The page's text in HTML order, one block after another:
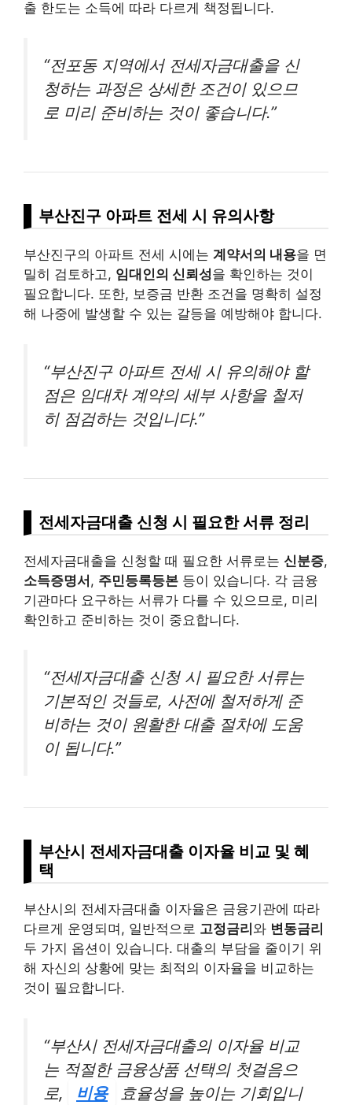
출 한도는 소득에 따라 다르게 책정됩니다.
“전포동 지역에서 전세자금대출을 신
청하는 과정은 상세한 조건이 있으므
로 미리 준비하는 것이 좋습니다.”
부산진구 아파트 전세 시 유의사항
부산진구의 아파트 전세 시에는 계약서의 내용을 면
밀히 검토하고, 임대인의 신뢰성을 확인하는 것이
필요합니다. 또한, 보증금 반환 조건을 명확히 설정
해 나중에 발생할 수 있는 갈등을 예방해야 합니다.
“부산진구 아파트 전세 시 유의해야 할
점은 임대차 계약의 세부 사항을 철저
히 점검하는 것입니다.”
전세자금대출 신청 시 필요한 서류 정리
전세자금대출을 신청할 때 필요한 서류로는 신분증,
소득증명서, 주민등록등본 등이 있습니다. 각 금융
기관마다 요구하는 서류가 다를 수 있으므로, 미리
확인하고 준비하는 것이 중요합니다.
“전세자금대출 신청 시 필요한 서류는
기본적인 것들로, 사전에 철저하게 준
비하는 것이 원활한 대출 절차에 도움
이 됩니다.”
부산시 전세자금대출 이자율 비교 및 혜
택
부산시의 전세자금대출 이자율은 금융기관에 따라
다르게 운영되며, 일반적으로 고정금리 와 변동금리
두 가지 옵션이 있습니다. 대출의 부담을 줄이기 위
해 자신의 상황에 맞는 최적의 이자율을 비교하는
것이 필요합니다.
“부산시 전세자금대출의 이자율 비교
는 적절한 금융상품 선택의 첫걸음으
로,
비용
효율성을 높이는 기회입니